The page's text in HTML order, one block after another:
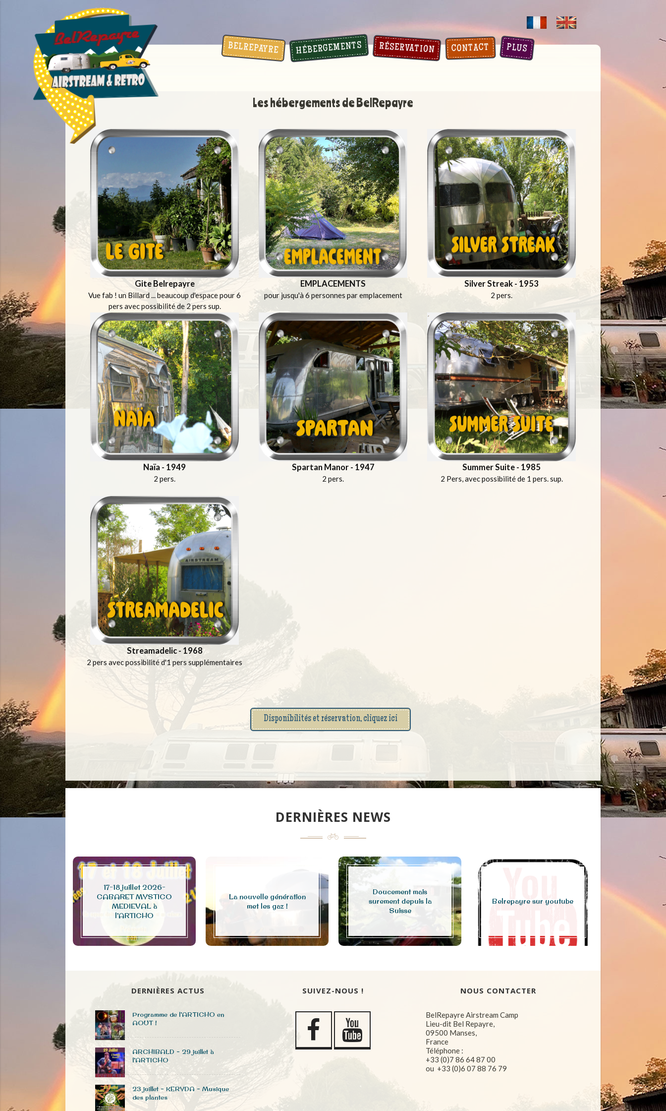
BELREPAYRE HÉBERGEMENTS RÉSERVATION CONTACT PLUS
Les hébergements de BelRepayre
Gite Belrepayre
Vue fab ! un Billard ... beaucoup d'espace pour 6
pers avec possibilité de 2 pers sup.
EMPLACEMENTS
pour jusqu'à 6 personnes par emplacement
Silver Streak - 1953
2 pers.
Naïa - 1949
2 pers.
Spartan Manor - 1947
2 pers.
Summer Suite - 1985
2 Pers, avec possibilité de 1 pers. sup.
Streamadelic - 1968
2 pers avec possibilité d'1 pers supplémentaires
Disponibilités et réservation, cliquez ici
DERNIÈRES NEWS
17-18 juillet 2026-
CABARET MYSTICO
MEDIEVAL à
l’ARTICHO
La nouvelle génération
met les gaz !
Doucement mais
surement depuis la
Suisse
Belrepayre sur youtube
DERNIÈRES ACTUS
Programme de l’ARTICHO en
AOUT !
ARCHIBALD – 29 juillet à
l’ARTICHO
23 juillet – KERYDA – Musique
des plantes
SUIVEZ-NOUS ! NOUS CONTACTER
BelRepayre Airstream Camp
Lieu-dit Bel Repayre,
09500 Manses,
France
Téléphone :
+33 (0)7 86 64 87 00
ou +33 (0)6 07 88 76 79